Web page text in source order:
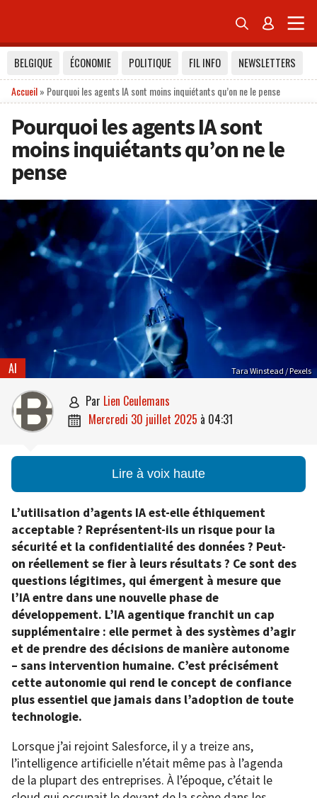
 
BELGIQUE ÉCONOMIE POLITIQUE FIL INFO
NEWSLETTERS
Accueil» Pourquoi les agents IA sont moins inquiétants qu’on ne le pense
Pourquoi les agents IA sont
moins inquiétants qu’on ne le
pense
Tara Winstead / Pexels
AI
 par Lien Ceulemans
 mercredi 30 juillet 2025 à 04:31
Lire à voix haute
L’utilisation d’agents IA est-elle éthiquement
acceptable ? Représentent-ils un risque pour la
sécurité et la confidentialité des données ? Peut-
on réellement se fier à leurs résultats ? Ce sont des
questions légitimes, qui émergent à mesure que
l’IA entre dans une nouvelle phase de
développement. L’IA agentique franchit un cap
supplémentaire : elle permet à des systèmes d’agir
et de prendre des décisions de manière autonome
– sans intervention humaine. C’est précisément
cette autonomie qui rend le concept de confiance
plus essentiel que jamais dans l’adoption de toute
technologie.
Lorsque j’ai rejoint Salesforce, il y a treize ans,
l’intelligence artificielle n’était même pas à l’agenda
de la plupart des entreprises. À l’époque, c’était le